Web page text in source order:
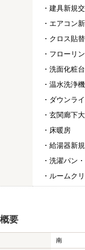
・建具新規
・エアコン
・クロス貼替
・フローリ
・洗面化粧
・温水洗浄
・ダウンラ
・玄関廊下大
・床暖房
・給湯器新
・洗濯パン
・ルームク
要
南